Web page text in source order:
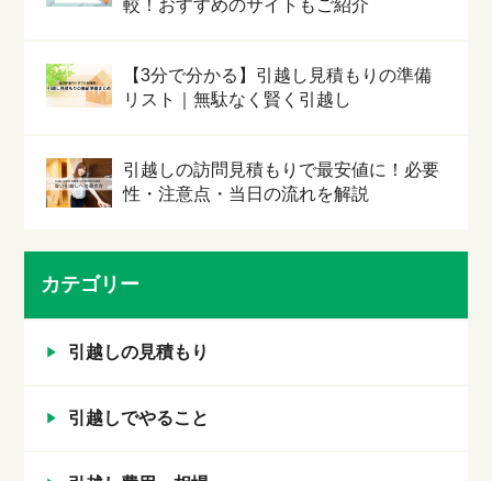
較！おすすめのサイトもご紹介
【3分で分かる】引越し見積もりの準備
リスト｜無駄なく賢く引越し
引越しの訪問見積もりで最安値に！必要
性・注意点・当日の流れを解説
カテゴリー
引越しの見積もり
引越しでやること